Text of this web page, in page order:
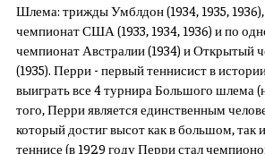
Шлема: трижды Умблдон (1934, 1935,
чемпионат США (1933, 1934, 1936) и по
чемпионат Австралии (1934) и Открытый
(1935). Перри - первый теннисист в
выиграть все 4 турнира Большого шлема
того, Перри является единственным
который достиг высот как в большом, так
теннисе (в 1929 году Перри стал